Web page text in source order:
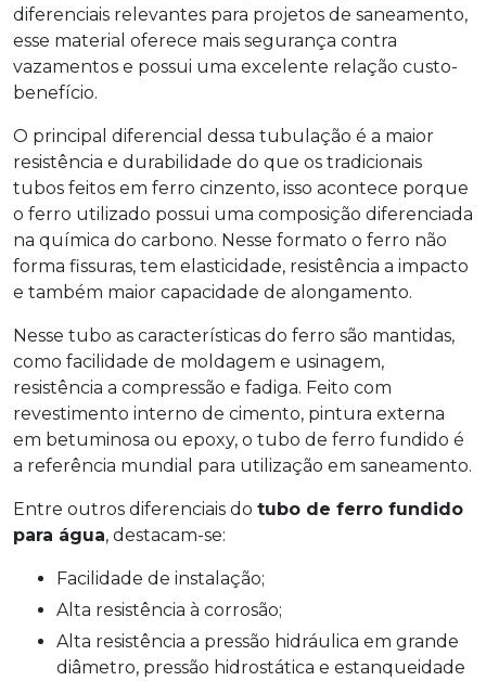
diferenciais relevantes para projetos de saneamento,
esse material oferece mais segurança contra
vazamentos e possui uma excelente relação custo-
benefício.
O principal diferencial dessa tubulação é a maior
resistência e durabilidade do que os tradicionais
tubos feitos em ferro cinzento, isso acontece porque
o ferro utilizado possui uma composição diferenciada
na química do carbono. Nesse formato o ferro não
forma fissuras, tem elasticidade, resistência a impacto
e também maior capacidade de alongamento.
Nesse tubo as características do ferro são mantidas,
como facilidade de moldagem e usinagem,
resistência a compressão e fadiga. Feito com
revestimento interno de cimento, pintura externa
em betuminosa ou epoxy, o tubo de ferro fundido é
a referência mundial para utilização em saneamento.
Entre outros diferenciais do tubo de ferro fundido
para água, destacam-se:
facilidade de instalação;
alta resistência à corrosão;
alta resistência a pressão hidráulica em grande
diâmetro, pressão hidrostática e estanqueidade